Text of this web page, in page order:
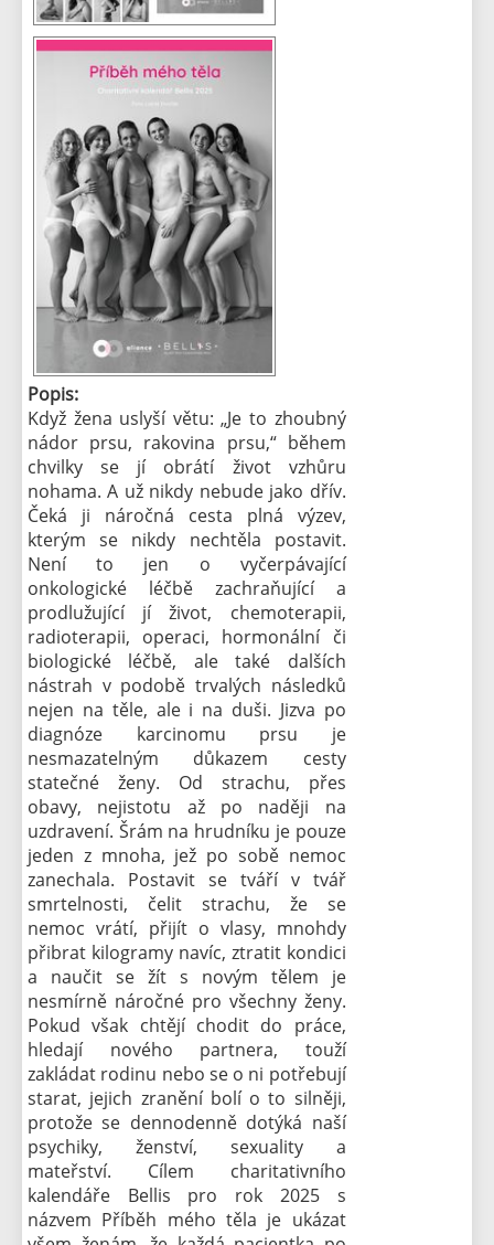
Popis:
Když žena uslyší větu: „Je to zhoubný
nádor prsu, rakovina prsu,“ během
chvilky se jí obrátí život vzhůru
nohama. A už nikdy nebude jako dřív.
Čeká ji náročná cesta plná výzev,
kterým se nikdy nechtěla postavit.
Není to jen o vyčerpávající
onkologické léčbě zachraňující a
prodlužující jí život, chemoterapii,
radioterapii, operaci, hormonální či
biologické léčbě, ale také dalších
nástrah v podobě trvalých následků
nejen na těle, ale i na duši. Jizva po
diagnóze karcinomu prsu je
nesmazatelným důkazem cesty
statečné ženy. Od strachu, přes
obavy, nejistotu až po naději na
uzdravení. Šrám na hrudníku je pouze
jeden z mnoha, jež po sobě nemoc
zanechala. Postavit se tváří v tvář
smrtelnosti, čelit strachu, že se
nemoc vrátí, přijít o vlasy, mnohdy
přibrat kilogramy navíc, ztratit kondici
a naučit se žít s novým tělem je
nesmírně náročné pro všechny ženy.
Pokud však chtějí chodit do práce,
hledají nového partnera, touží
zakládat rodinu nebo se o ni potřebují
starat, jejich zranění bolí o to silněji,
protože se dennodenně dotýká naší
psychiky, ženství, sexuality a
mateřství. Cílem charitativního
kalendáře Bellis pro rok 2025 s
názvem Příběh mého těla je ukázat